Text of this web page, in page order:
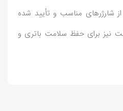
شارژرهای مناسب و تأیید شده
نیز برای حفظ سلامت باتری و